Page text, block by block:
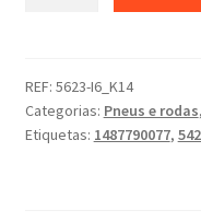
da
roda
15
REF: 5623-I6_K14
Categorias: Pneus e rodas,
Etiquetas: 1487790077,